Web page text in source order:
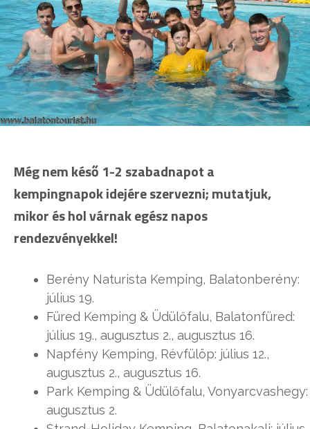
Még nem késő 1-2 szabadnapot a
kempingnapok idejére szervezni; mutatjuk,
mikor és hol várnak egész napos
rendezvényekkel!
Berény Naturista Kemping, Balatonberény:
július 19.
Füred Kemping & Üdülőfalu, Balatonfüred:
július 19., augusztus 2., augusztus 16.
Napfény Kemping, Révfülöp: július 12.,
augusztus 2., augusztus 16.
Park Kemping & Üdülőfalu, Vonyarcvashegy:
augusztus 2.